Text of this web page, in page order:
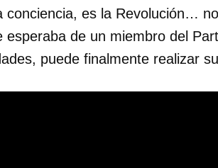
conciencia, es la Revolución…
esperaba de un miembro del
puede finalmente realizar